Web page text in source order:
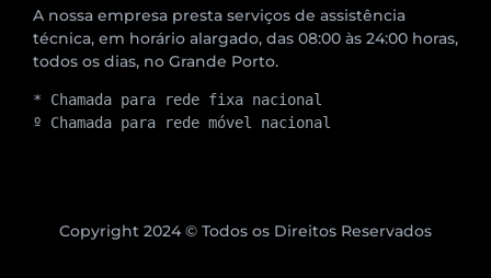
A nossa empresa presta serviços de assistência
técnica, em horário alargado, das 08:00 às 24:00 horas,
todos os dias, no Grande Porto.
* Chamada para rede fixa nacional
º Chamada para rede móvel nacional
Copyright 2024 © Todos os Direitos Reservados